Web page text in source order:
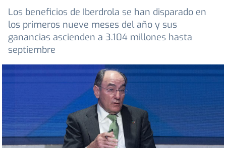
Los beneficios de Iberdrola se han disparado en
los primeros nueve meses del año y sus
ganancias ascienden a 3.104 millones hasta
septiembre